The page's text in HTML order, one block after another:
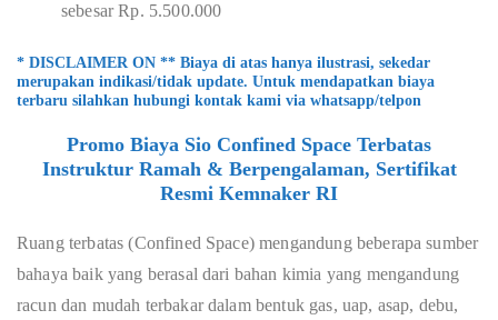
sebesar Rp. 5.500.000
* DISCLAIMER ON ** Biaya di atas hanya ilustrasi, sekedar
merupakan indikasi/tidak update. Untuk mendapatkan biaya
terbaru silahkan hubungi kontak kami via whatsapp/telpon
Promo Biaya Sio Confined Space Terbatas
Instruktur Ramah & Berpengalaman, Sertifikat
Resmi Kemnaker RI
Ruang terbatas (Confined Space) mengandung beberapa sumber
bahaya baik yang berasal dari bahan kimia yang mengandung
racun dan mudah terbakar dalam bentuk gas, uap, asap, debu,